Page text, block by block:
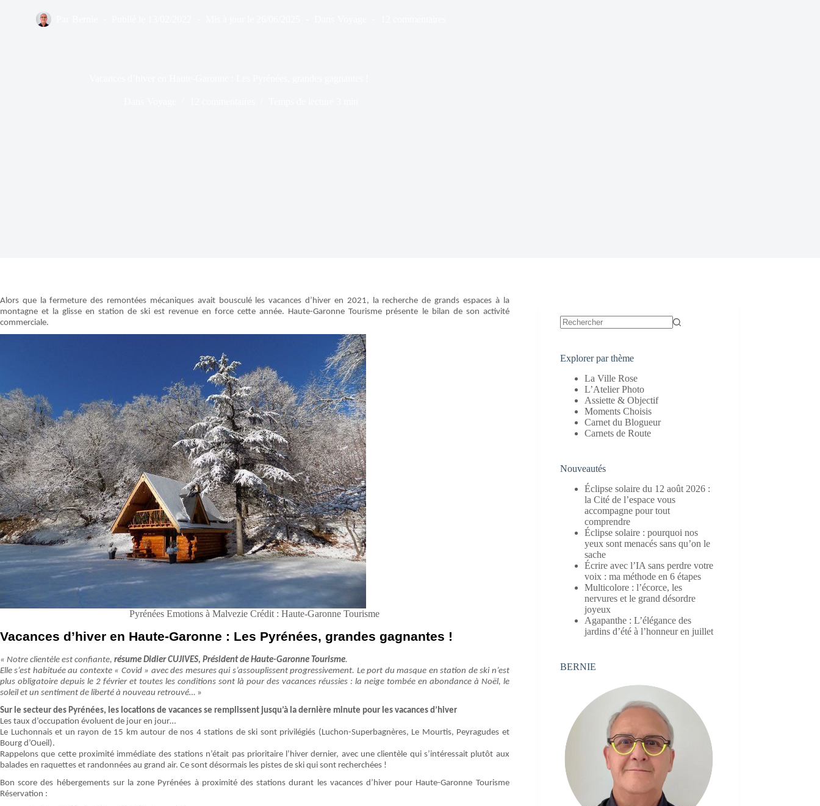
Alors que la fermeture des remontées mécaniques avait bousculé les vacances d’hiver en 2021, la recherche de grands espaces à la
montagne et la glisse en station de ski est revenue en force cette année. Haute-Garonne Tourisme présente le bilan de son activité
commerciale.
Pyrénées Emotions à Malvezie Crédit : Haute-Garonne Tourisme
Vacances d’hiver en Haute-Garonne : Les Pyrénées, grandes gagnantes !
« Notre clientèle est confiante, résume Didier CUJIVES, Président de Haute-Garonne Tourisme.
Elle s’est habituée au contexte « Covid » avec des mesures qui s’assouplissent progressivement. Le port du masque en station de ski n’est
plus obligatoire depuis le 2 février et toutes les conditions sont là pour des vacances réussies : la neige tombée en abondance à Noël, le
soleil et un sentiment de liberté à nouveau retrouvé… »
Sur le secteur des Pyrénées, les locations de vacances se remplissent jusqu’à la dernière minute pour les vacances d’hiver
Les taux d’occupation évoluent de jour en jour…
Le Luchonnais et un rayon de 15 km autour de nos 4 stations de ski sont privilégiés (Luchon-Superbagnères, Le Mourtis, Peyragudes et
Bourg d’Oueil).
Rappelons que cette proximité immédiate des stations n’était pas prioritaire l’hiver dernier, avec une clientèle qui s’intéressait plutôt aux
balades en raquettes et randonnées au grand air. Ce sont désormais les pistes de ski qui sont recherchées !
Bon score des hébergements sur la zone Pyrénées à proximité des stations durant les vacances d’hiver pour Haute-Garonne Tourisme
Réservation :
Explorer par thème
La Ville Rose
L’Atelier Photo
Assiette & Objectif
Moments Choisis
Carnet du Blogueur
Carnets de Route
Nouveautés
Éclipse solaire du 12 août 2026 :
la Cité de l’espace vous
accompagne pour tout
comprendre
Éclipse solaire : pourquoi nos
yeux sont menacés sans qu’on le
sache
Écrire avec l’IA sans perdre votre
voix : ma méthode en 6 étapes
Multicolore : l’écorce, les
nervures et le grand désordre
joyeux
Agapanthe : L’élégance des
jardins d’été à l’honneur en juillet
BERNIE